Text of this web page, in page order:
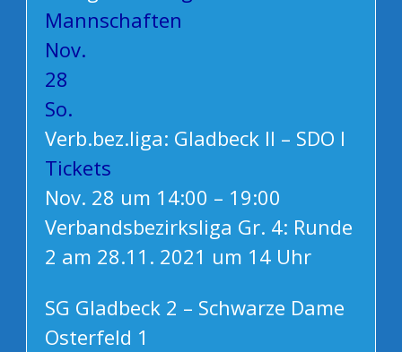
Mannschaften
Nov.
28
So.
Verb.bez.liga: Gladbeck II – SDO I
Tickets
Nov. 28 um 14:00 – 19:00
Verbandsbezirksliga Gr. 4: Runde
2 am 28.11. 2021 um 14 Uhr
SG Gladbeck 2 – Schwarze Dame
Osterfeld 1